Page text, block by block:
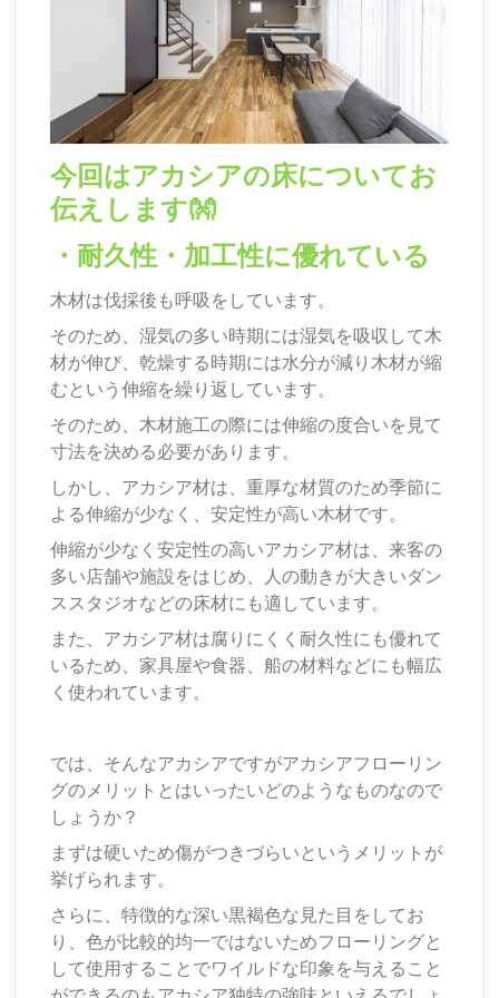
今回はアカシアの床についてお
伝えします👐
・耐久性・加工性に優れている
木材は伐採後も呼吸をしています。
そのため、湿気の多い時期には湿気を吸収して木
材が伸び、乾燥する時期には水分が減り木材が縮
むという伸縮を繰り返しています。
そのため、木材施工の際には伸縮の度合いを見て
寸法を決める必要があります。
しかし、アカシア材は、重厚な材質のため季節に
よる伸縮が少なく、安定性が高い木材です。
伸縮が少なく安定性の高いアカシア材は、来客の
多い店舗や施設をはじめ、人の動きが大きいダン
ススタジオなどの床材にも適しています。
また、アカシア材は腐りにくく耐久性にも優れて
いるため、家具屋や食器、船の材料などにも幅広
く使われています。
では、そんなアカシアですがアカシアフローリン
グのメリットとはいったいどのようなものなので
しょうか？
まずは硬いため傷がつきづらいというメリットが
挙げられます。
さらに、特徴的な深い黒褐色な見た目をしてお
り、色が比較的均一ではないためフローリングと
して使用することでワイルドな印象を与えること